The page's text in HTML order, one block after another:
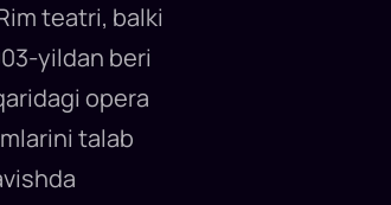
teatri, balki
yildan beri
opera
talab